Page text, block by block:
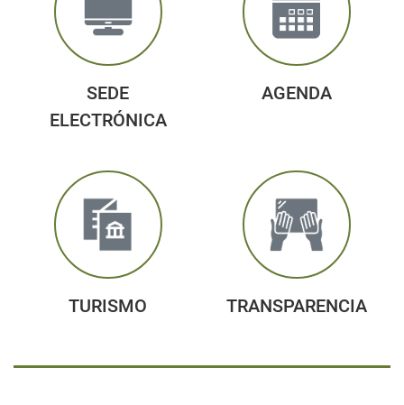
SEDE
ELECTRÓNICA
AGENDA
TURISMO TRANSPARENCIA